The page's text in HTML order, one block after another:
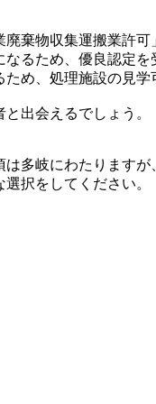
棄物収集運搬業許
るため、優良認定を
め、処理施設の見学
出会えるでしょう。
多岐にわたります
択をしてください。